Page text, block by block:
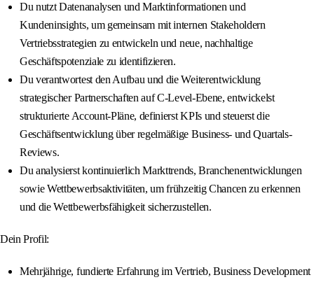
Du nutzt Datenanalysen und Marktinformationen und
Kundeninsights, um gemeinsam mit internen Stakeholdern
Vertriebsstrategien zu entwickeln und neue, nachhaltige
Geschäftspotenziale zu identifizieren.
Du verantwortest den Aufbau und die Weiterentwicklung
strategischer Partnerschaften auf C-Level-Ebene, entwickelst
strukturierte Account-Pläne, definierst KPIs und steuerst die
Geschäftsentwicklung über regelmäßige Business- und Quartals-
Reviews.
Du analysierst kontinuierlich Markttrends, Branchenentwicklungen
sowie Wettbewerbsaktivitäten, um frühzeitig Chancen zu erkennen
und die Wettbewerbsfähigkeit sicherzustellen.
Dein Profil:
Mehrjährige, fundierte Erfahrung im Vertrieb, Business Development